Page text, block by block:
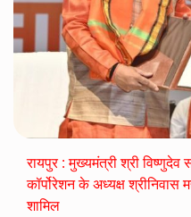
रायपुर : मुख्यमंत्री श्री
कॉर्पोरेशन के अध्यक्ष श्रीनिवास
शामिल